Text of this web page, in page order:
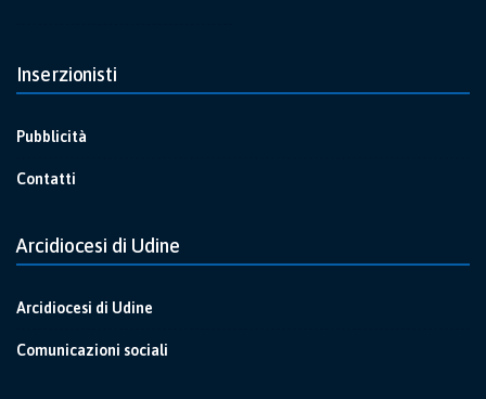
Inserzionisti
Pubblicità
Contatti
Arcidiocesi di Udine
Arcidiocesi di Udine
Comunicazioni sociali